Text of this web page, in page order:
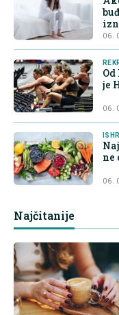
06.
je
06.
ne
06.
Najčitanije